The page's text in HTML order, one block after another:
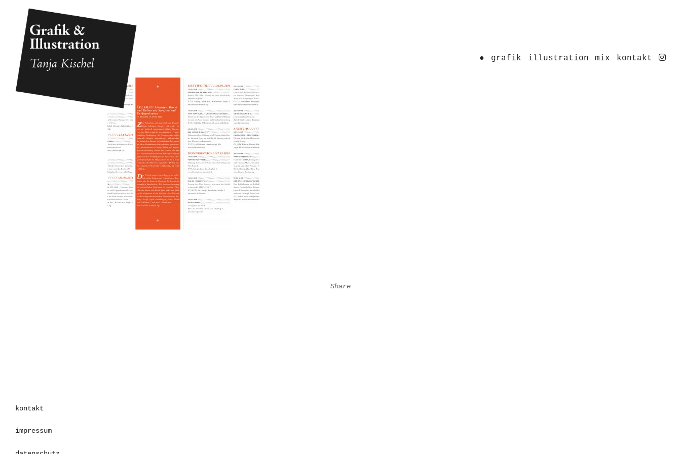
● grafik illustration mix kontakt
Share
kontakt
impressum